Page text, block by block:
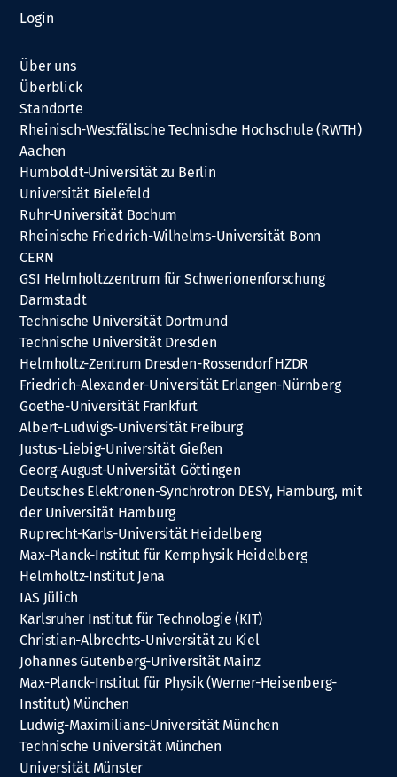
Login
Über uns
Überblick
Standorte
Rheinisch-Westfälische Technische Hochschule (RWTH)
Aachen
Humboldt-Universität zu Berlin
Universität Bielefeld
Ruhr-Universität Bochum
Rheinische Friedrich-Wilhelms-Universität Bonn
CERN
GSI Helmholtzzentrum für Schwerionenforschung
Darmstadt
Technische Universität Dortmund
Technische Universität Dresden
Helmholtz-Zentrum Dresden-Rossendorf HZDR
Friedrich-Alexander-Universität Erlangen-Nürnberg
Goethe-Universität Frankfurt
Albert-Ludwigs-Universität Freiburg
Justus-Liebig-Universität Gießen
Georg-August-Universität Göttingen
Deutsches Elektronen-Synchrotron DESY, Hamburg, mit
der Universität Hamburg
Ruprecht-Karls-Universität Heidelberg
Max-Planck-Institut für Kernphysik Heidelberg
Helmholtz-Institut Jena
IAS Jülich
Karlsruher Institut für Technologie (KIT)
Christian-Albrechts-Universität zu Kiel
Johannes Gutenberg-Universität Mainz
Max-Planck-Institut für Physik (Werner-Heisenberg-
Institut) München
Ludwig-Maximilians-Universität München
Technische Universität München
Universität Münster